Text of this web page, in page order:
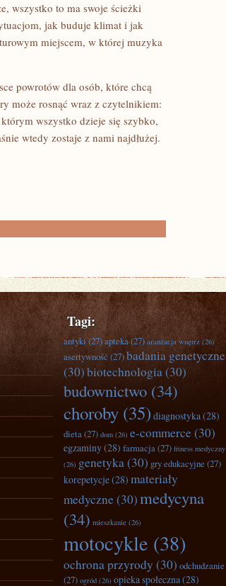
wszystko to ma swoje ścieżki
jak buduje klimat i jak
miejscem, w której muzyka
powrotów dla osób, które chcą
może rosnąć wraz z czytelnikiem:
wszystko dzieje się szybko,
wtedy zostaje z nami najdłużej.
Tagi:
antyki(27)apteka(27) aranżacja wnętrz (26)
asertywność (27)badania genetyczne
(30)biotechnologia(30)
budownictwo (34)
choroby (35) diagnostyka(28)
dieta(27) dom (26) e-commerce (30)
egzaminy(28) farmacja(27) fitness medyczny
(26) genetyka(30) gry edukacyjne (27)
korepetycje(28) materiały
medyczne (30)medycyna
(34) mieszkanie (26)
motocykle (38)
ochrona przyrody (30) odchudzanie
(27) ogród (26) opieka społeczna(28)